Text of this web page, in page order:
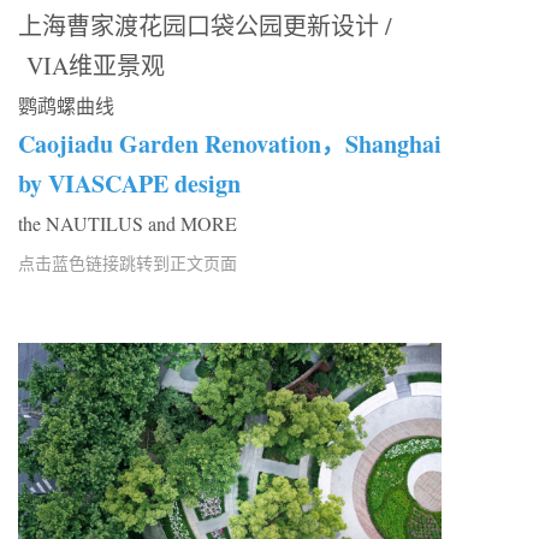
上海曹家渡花园口袋公园更新设计 /
VIA维亚景观
鹦鹉螺曲线
Caojiadu Garden Renovation，Shanghai
by VIASCAPE design
the NAUTILUS and MORE
点击蓝色链接跳转到正文页面